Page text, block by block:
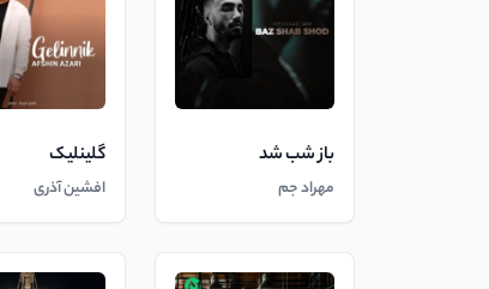
باز شب شد
مهراد جم
گلینلیک
افشین آذری